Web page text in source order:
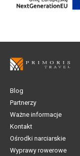
Blog
Partnerzy
Ważne informacje
Kontakt
Ośrodki narciarskie
Wyprawy rowerowe